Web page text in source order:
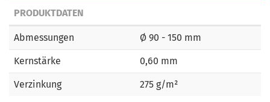
PRODUKTDATEN
Abmessungen Ø 90 - 150 mm
Kernstärke 0,60 mm
Verzinkung 275 g/m²